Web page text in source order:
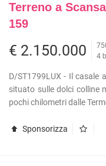
RESIDENZIALI
BILOCALI
TRILOCALI
QUADRILOCALI
NEGOZI
UFFICI
Terreno a
159
€ 2.150.000
4
D/ST1799LUX - Il casale
situato sulle dolci colline
pochi chilometri dalle
Sponsorizza